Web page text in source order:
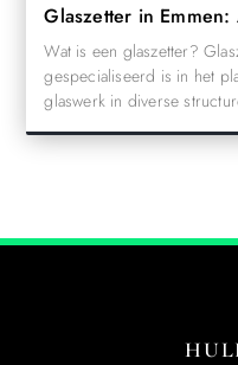
Glaszetter in
Wat is een glaszetter?
gespecialiseerd is in het
glaswerk in diverse